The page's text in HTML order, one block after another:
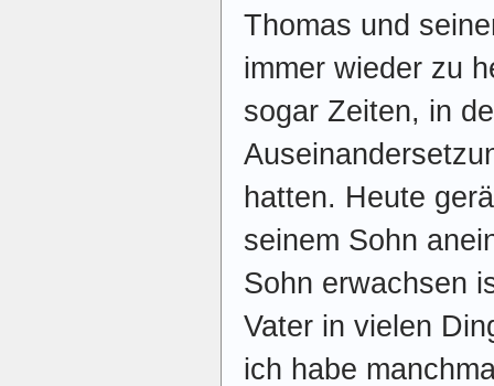
Thomas und
immer wieder zu
sogar Zeiten, in
hatten. Heute
seinem Sohn
Sohn erwachsen
Vater in vielen
ich habe